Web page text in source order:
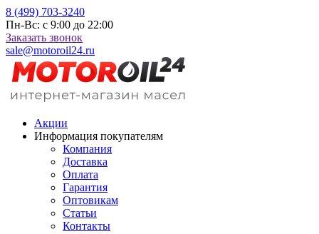
8 (499) 703-3240
Пн-Вс: с 9:00 до 22:00
Заказать звонок
sale@motoroil24.ru
Акции
Информация покупателям
Компания
Доставка
Оплата
Гарантия
Оптовикам
Статьи
Контакты